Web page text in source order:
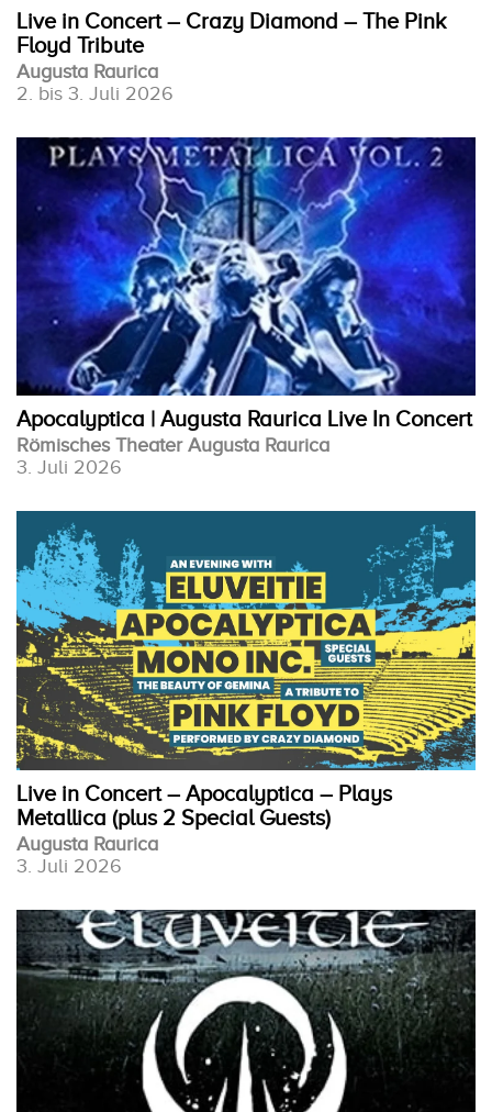
Live in Concert – Crazy Diamond – The Pink
Floyd Tribute
Augusta Raurica
2. bis 3. Juli 2026
Apocalyptica | Augusta Raurica Live In Concert
Römisches Theater Augusta Raurica
3. Juli 2026
Live in Concert – Apocalyptica – Plays
Metallica (plus 2 Special Guests)
Augusta Raurica
3. Juli 2026